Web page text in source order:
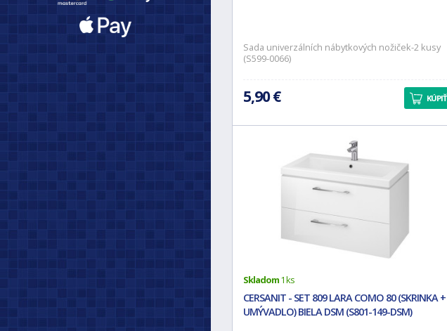
Sada univerzálních nábytkových nožiček-2 kusy
(S599-0066)
5,90 € KÚPIŤ
Skladom1 ks
CERSANIT - SET 809 LARA COMO 80 (SKRINKA +
UMÝVADLO) BIELA DSM (S801-149-DSM)